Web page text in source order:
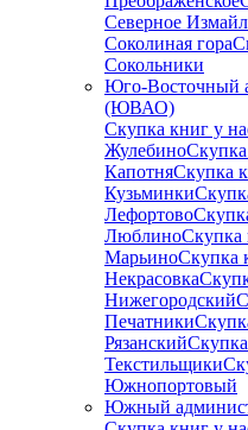
Северное
Соколиная гора
Сокольники
Юго-Восточный
(ЮВАО)
Скупка книг у
Жулебино
КапотняСкупка
Кузьминки
Лефортово
ЛюблиноСкупка
МарьиноСкупка
Некрасовка
Нижегородский
Печатники
Рязанский
Текстильщики
Южнопортовый
Южный